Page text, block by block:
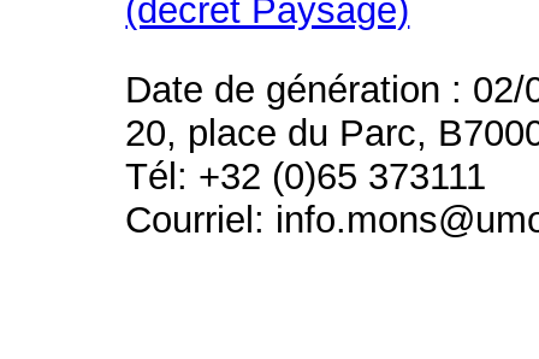
(décret Paysage)
Date de génération : 02/
20, place du Parc,
Tél: +32 (0)65 373111
Courriel: